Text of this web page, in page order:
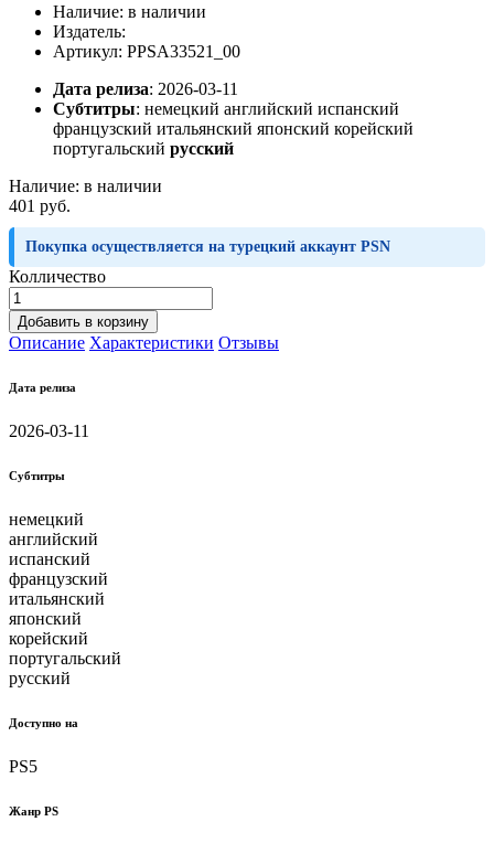
Наличие: в наличии
Издатель:
Артикул: PPSA33521_00
Дата релиза: 2026-03-11
Субтитры: немецкий английский испанский
французский итальянский японский корейский
португальский русский
Наличие: в наличии
401 руб.
Покупка осуществляется на турецкий аккаунт PSN
Колличество
Добавить в корзину
Описание Характеристики Отзывы
Дата релиза
2026-03-11
Субтитры
немецкий
английский
испанский
французский
итальянский
японский
корейский
португальский
русский
Доступно на
PS5
Жанр PS